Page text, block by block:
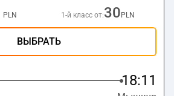
PLN 1-й класс от:30 PLN
ВЫБРАТЬ
18:11